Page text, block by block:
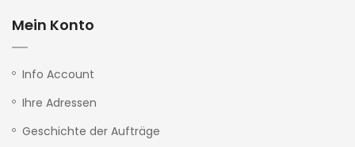
Mein Konto
Info Account
Ihre Adressen
Geschichte der Aufträge